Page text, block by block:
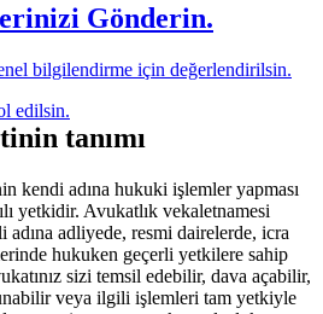
Gönderin.
bilgilendirme için değerlendirilsin.
edilsin.
tanımı
kendi adına hukuki işlemler yapması
yetkidir. Avukatlık vekaletnamesi
adliyede, resmi dairelerde, icra
hukuken geçerli yetkilere sahip
sizi temsil edebilir, dava açabilir,
veya ilgili işlemleri tam yetkiyle